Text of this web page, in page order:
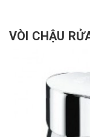
VÒI CHẬU